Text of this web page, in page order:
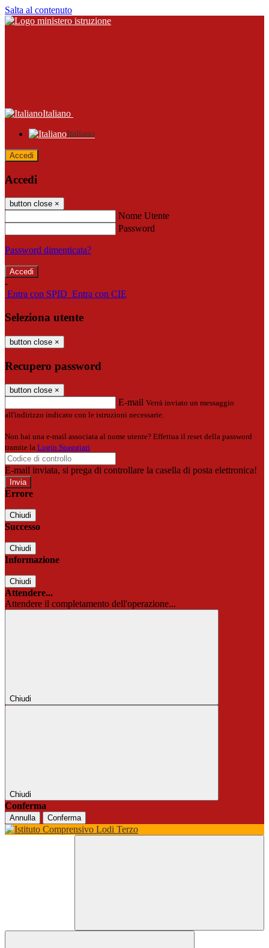
Salta al contenuto
Italiano
Italiano
Accedi
Accedi
button close ×
Nome Utente
Password
Password dimenticata?
-
Entra con SPID Entra con CIE
Seleziona utente
button close ×
Recupero password
button close ×
E-mail Verrà inviato un messaggio
all'indirizzo indicato con le istruzioni necessarie.
Non hai una e-mail associata al nome utente? Effettua il reset della password
tramite la Login Spaggiari
E-mail inviata, si prega di controllare la casella di posta elettronica!
Errore
Chiudi
Successo
Chiudi
Informazione
Chiudi
Attendere...
Attendere il completamento dell'operazione...
Chiudi
Chiudi
Conferma
Annulla Conferma